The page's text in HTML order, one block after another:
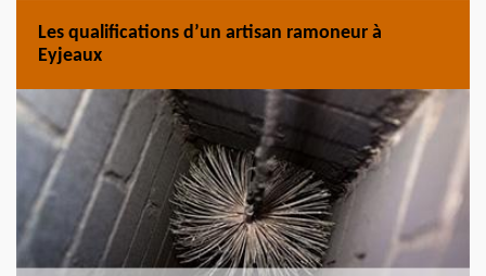
Les qualifications d’un artisan ramoneur à
Eyjeaux